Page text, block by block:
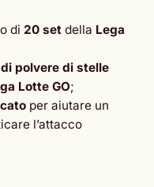
di 20 set della Lega
polvere di stelle
Lotte GO;
per aiutare un
l’attacco